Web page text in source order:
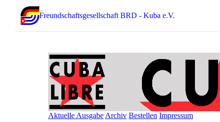
Freundschaftsgesellschaft BRD - Kuba e.V.
Aktuelle Ausgabe Archiv Bestellen Impressum